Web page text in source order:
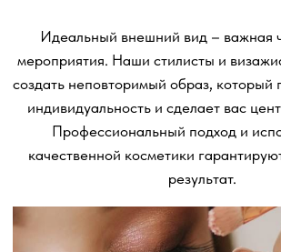
мероприятия. Наши стилисты и визажисты помогут вам
создать неповторимый образ, который подчеркнет вашу
индивидуальность и сделает вас центром внимания.
Профессиональный подход и использование
качественной косметики гарантируют безупречный